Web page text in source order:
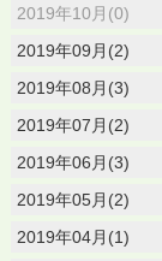
2019年10月(0)
2019年09月(2)
2019年08月(3)
2019年07月(2)
2019年06月(3)
2019年05月(2)
2019年04月(1)